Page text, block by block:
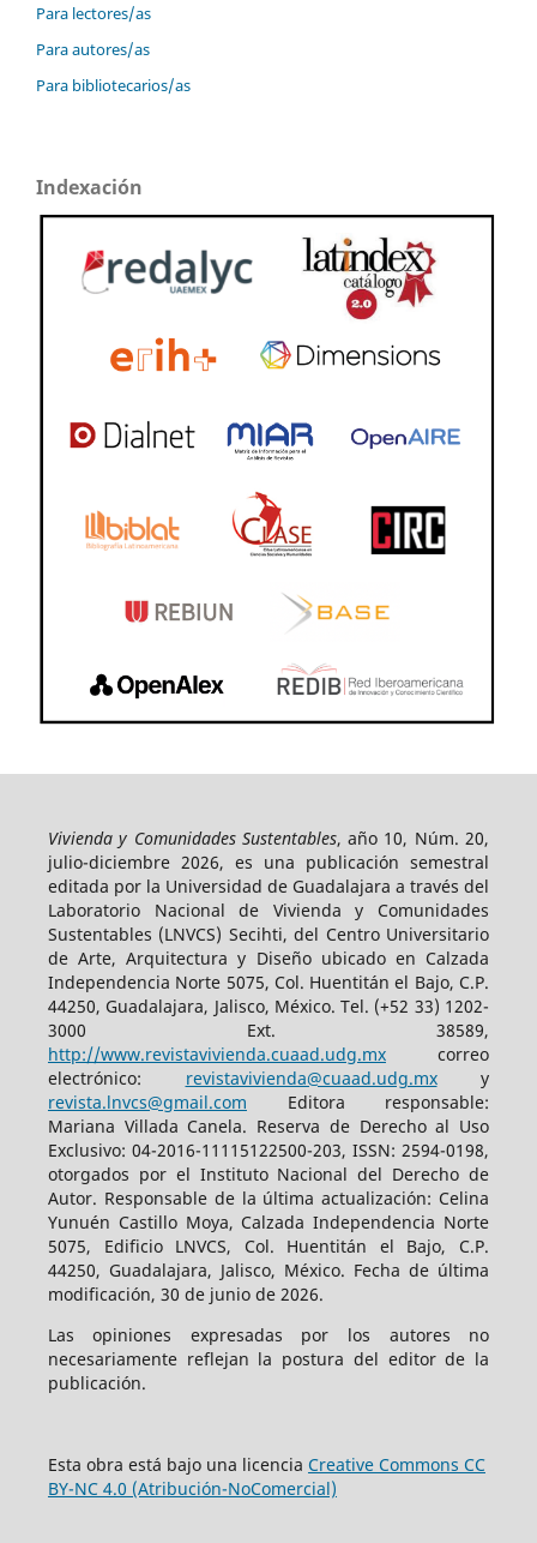
Para lectores/as
Para autores/as
Para bibliotecarios/as
Indexación
Vivienda y Comunidades Sustentables, año 10, Núm. 20,
julio-diciembre 2026, es una publicación semestral
editada por la Universidad de Guadalajara a través del
Laboratorio Nacional de Vivienda y Comunidades
Sustentables (LNVCS) Secihti, del Centro Universitario
de Arte, Arquitectura y Diseño ubicado en Calzada
Independencia Norte 5075, Col. Huentitán el Bajo, C.P.
44250, Guadalajara, Jalisco, México. Tel. (+52 33) 1202-
3000 Ext. 38589,
http://www.revistavivienda.cuaad.udg.mxcorreo
electrónico: revistavivienda@cuaad.udg.mxy
revista.lnvcs@gmail.com Editora responsable:
Mariana Villada Canela. Reserva de Derecho al Uso
Exclusivo: 04-2016-11115122500-203, ISSN: 2594-0198,
otorgados por el Instituto Nacional del Derecho de
Autor. Responsable de la última actualización: Celina
Yunuén Castillo Moya, Calzada Independencia Norte
5075, Edificio LNVCS, Col. Huentitán el Bajo, C.P.
44250, Guadalajara, Jalisco, México. Fecha de última
modificación, 30 de junio de 2026.
Las opiniones expresadas por los autores no
necesariamente reflejan la postura del editor de la
publicación.
Esta obra está bajo una licencia Creative Commons CC
BY-NC 4.0 (Atribución-NoComercial)